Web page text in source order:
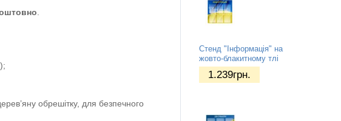
обрешітку, для безпечного
Стенд "Інформація" на
жовто-блакитному тлі
1.239грн.